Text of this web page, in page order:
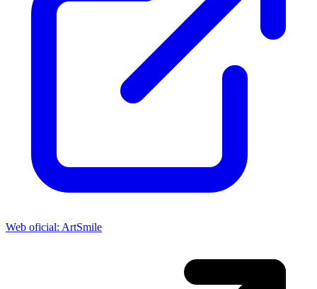
Web oficial: ArtSmile